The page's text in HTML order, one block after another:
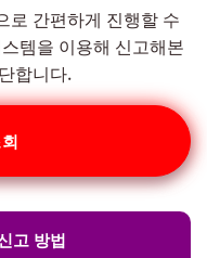
로 간편하게 진행할 수
템을 이용해 신고해본
합니다.
고 방법